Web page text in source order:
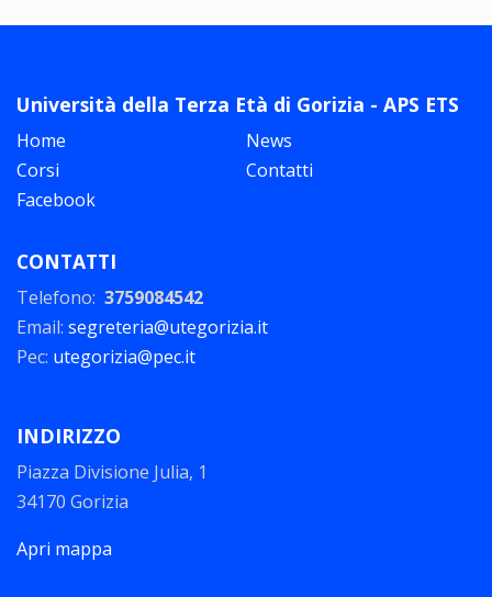
Università della Terza Età di Gorizia - APS ETS
Home
News
Corsi
Contatti
Facebook
CONTATTI
Telefono: 3759084542
Email: segreteria@utegorizia.it
Pec: utegorizia@pec.it
INDIRIZZO
Piazza Divisione Julia, 1
34170 Gorizia
Apri mappa